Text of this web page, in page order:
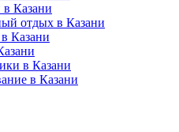
в Казани
отдых в Казани
Казани
в Казани
в Казани